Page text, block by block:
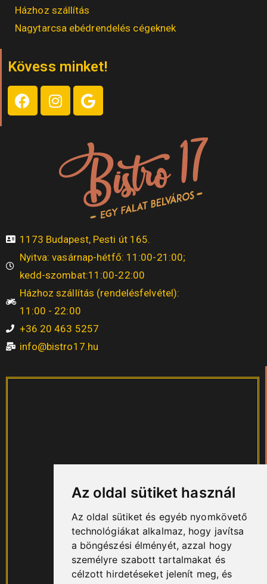
Az oldal sütiket használ
Az oldal sütiket és egyéb nyomkövető
technológiákat alkalmaz, hogy javítsa
a böngészési élményét, azzal hogy
személyre szabott tartalmakat és
célzott hirdetéseket jelenít meg, és
Házhoz szállítás
Nagytarcsa ebédrendelés cégeknek
Kövess minket!
1173 Budapest, Pesti út 165.
Nyitva: vasárnap-hétfő: 11:00-21:00;
kedd-szombat:11:00-22:00
Házhoz szállítás (rendelésfelvétel):
11:00 - 22:00
+36 20 463 5257
info@bistro17.hu